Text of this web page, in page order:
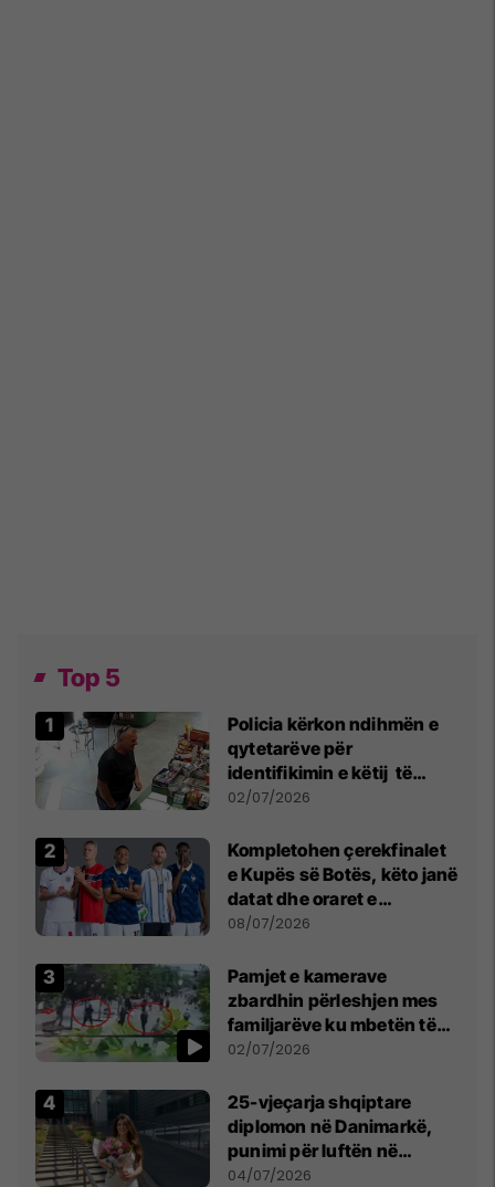
Top 5
Policia kërkon ndihmën e
qytetarëve për
identifikimin e këtij të
dyshuari
02/07/2026
Kompletohen çerekfinalet
e Kupës së Botës, këto janë
datat dhe oraret e
ndeshjeve
08/07/2026
Pamjet e kamerave
zbardhin përleshjen mes
familjarëve ku mbetën të
plagosur katër persona
02/07/2026
25-vjeçarja shqiptare
diplomon në Danimarkë,
punimi për luftën në
Kosovë vlerësohet me
04/07/2026